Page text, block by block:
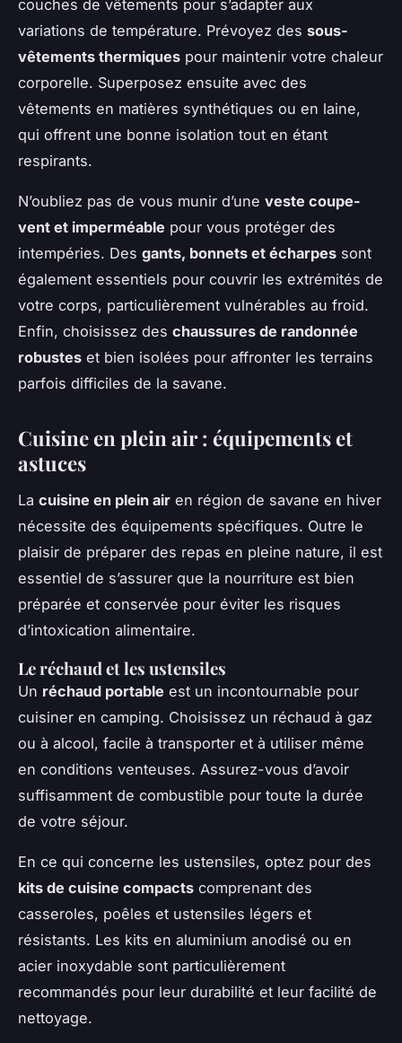
couches de vêtements pour s’adapter aux
variations de température. Prévoyez des sous-
vêtements thermiques pour maintenir votre chaleur
corporelle. Superposez ensuite avec des
vêtements en matières synthétiques ou en laine,
qui offrent une bonne isolation tout en étant
respirants.
N’oubliez pas de vous munir d’une veste coupe-
vent et imperméable pour vous protéger des
intempéries. Des gants, bonnets et écharpes sont
également essentiels pour couvrir les extrémités de
votre corps, particulièrement vulnérables au froid.
Enfin, choisissez des chaussures de randonnée
robustes et bien isolées pour affronter les terrains
parfois difficiles de la savane.
Cuisine en plein air : équipements et
astuces
La cuisine en plein air en région de savane en hiver
nécessite des équipements spécifiques. Outre le
plaisir de préparer des repas en pleine nature, il est
essentiel de s’assurer que la nourriture est bien
préparée et conservée pour éviter les risques
d’intoxication alimentaire.
Le réchaud et les ustensiles
Un réchaud portable est un incontournable pour
cuisiner en camping. Choisissez un réchaud à gaz
ou à alcool, facile à transporter et à utiliser même
en conditions venteuses. Assurez-vous d’avoir
suffisamment de combustible pour toute la durée
de votre séjour.
En ce qui concerne les ustensiles, optez pour des
kits de cuisine compacts comprenant des
casseroles, poêles et ustensiles légers et
résistants. Les kits en aluminium anodisé ou en
acier inoxydable sont particulièrement
recommandés pour leur durabilité et leur facilité de
nettoyage.